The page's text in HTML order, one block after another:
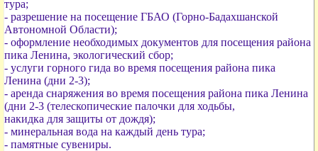
тура;
- разрешение на посещение ГБАО (Горно-Бадахшанской
Автономной Области);
- оформление необходимых документов для посещения района
пика Ленина, экологический сбор;
- услуги горного гида во время посещения района пика
Ленина (дни 2-3);
- аренда снаряжения во время посещения района пика Ленина
(дни 2-3 (телескопические палочки для ходьбы,
накидка для защиты от дождя);
- минеральная вода на каждый день тура;
- памятные сувениры.